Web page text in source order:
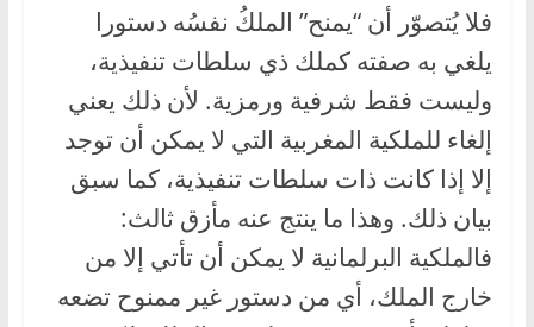
فلا يُتصوّر أن “يمنح” الملكُ نفسُه دستورا
يلغي به صفته كملك ذي سلطات تنفيذية،
وليست فقط شرفية ورمزية. لأن ذلك يعني
إلغاء للملكية المغربية التي لا يمكن أن توجد
إلا إذا كانت ذات سلطات تنفيذية، كما سبق
بيان ذلك. وهذا ما ينتج عنه مأزق ثالث:
فالملكية البرلمانية لا يمكن أن تأتي إلا من
خارج الملك، أي من دستور غير ممنوح تضعه